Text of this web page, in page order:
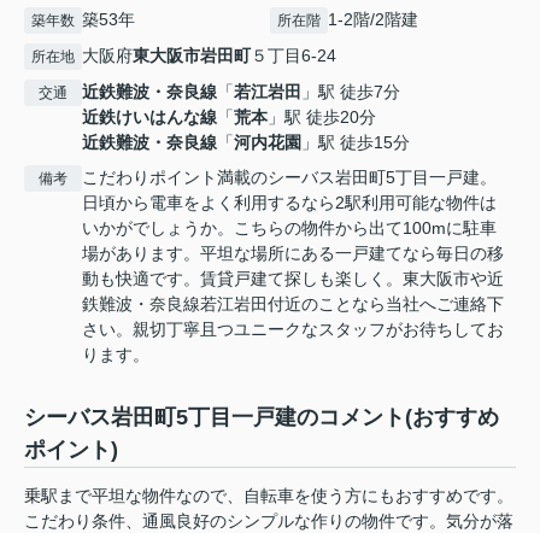
築年数 築53年 所在階 1-2階/2階建
所在地 大阪府東大阪市岩田町５丁目6-24
交通 近鉄難波・奈良線 「若江岩田 」駅 徒歩7分
近鉄けいはんな線 「荒本 」駅 徒歩20分
近鉄難波・奈良線 「河内花園 」駅 徒歩15分
備考
こだわりポイント満載のシーバス岩田町5丁目一戸建。
日頃から電車をよく利用するなら2駅利用可能な物件は
いかがでしょうか。こちらの物件から出て100mに駐車
場があります。平坦な場所にある一戸建てなら毎日の移
動も快適です。賃貸戸建て探しも楽しく。東大阪市や近
鉄難波・奈良線若江岩田付近のことなら当社へご連絡下
さい。親切丁寧且つユニークなスタッフがお待ちしてお
ります。
シーバス岩田町5丁目一戸建のコメント(おすすめ
ポイント)
乗駅まで平坦な物件なので、自転車を使う方にもおすすめです。
こだわり条件、通風良好のシンプルな作りの物件です。気分が落